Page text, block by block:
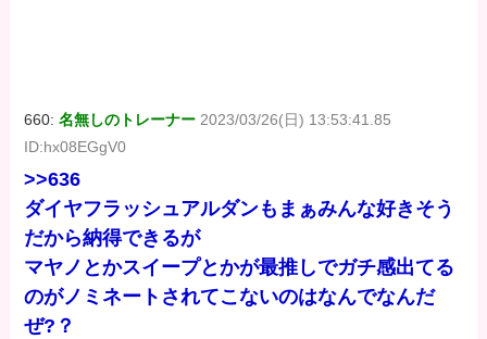
660:名無しのトレーナー 2023/03/26(日) 13:53:41.85
ID:hx08EGgV0
>>636
ダイヤフラッシュアルダンもまぁみんな好きそう
だから納得できるが
マヤノとかスイープとかが最推しでガチ感出てる
のがノミネートされてこないのはなんでなんだ
ぜ?？